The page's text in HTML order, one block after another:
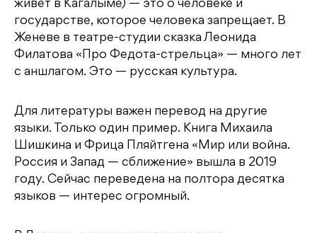
живет в Кагалыме) — это о человеке и
государстве, которое человека запрещает. В
Женеве в театре-студии сказка Леонида
Филатова «Про Федота-стрельца» — много лет
с аншлагом. Это — русская культура.
Для литературы важен перевод на другие
языки. Только один пример. Книга Михаила
Шишкина и Фрица Пляйтгена «Мир или война.
Россия и Запад — сближение» вышла в 2019
году. Сейчас переведена на полтора десятка
языков — интерес огромный.